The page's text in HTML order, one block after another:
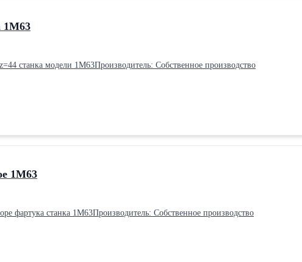
1М63
станка модели 1М63Производитель: Собственное производство
1М63
фартука станка 1М63Производитель: Собственное производство